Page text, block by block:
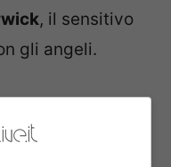
, il sensitivo
gli angeli.